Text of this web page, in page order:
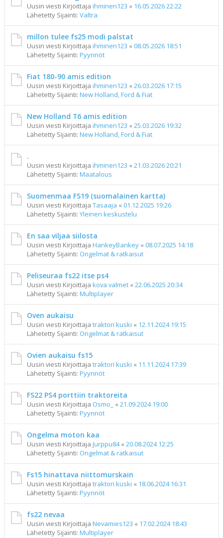
Uusin viesti Kirjoittaja ihminen123 « 16.05.2026 22:22
Lähetetty Sijainti: Valtra
millon tulee fs25 modi palstat
Uusin viesti Kirjoittaja ihminen123 « 08.05.2026 18:51
Lähetetty Sijainti: Pyynnöt
Fiat 180-90 amis edition
Uusin viesti Kirjoittaja ihminen123 « 26.03.2026 17:15
Lähetetty Sijainti: New Holland, Ford & Fiat
New Holland T6 amis edition
Uusin viesti Kirjoittaja ihminen123 « 25.03.2026 19:32
Lähetetty Sijainti: New Holland, Ford & Fiat
.
Uusin viesti Kirjoittaja ihminen123 « 21.03.2026 20:21
Lähetetty Sijainti: Maatalous
Suomenmaa FS19 (suomalainen kartta)
Uusin viesti Kirjoittaja Tasaaja « 01.12.2025 19:26
Lähetetty Sijainti: Yleinen keskustelu
En saa viljaa siilosta
Uusin viesti Kirjoittaja HankeyBankey « 08.07.2025 14:18
Lähetetty Sijainti: Ongelmat & ratkaisut
Peliseuraa fs22 itse ps4
Uusin viesti Kirjoittaja kova valmet « 22.06.2025 20:34
Lähetetty Sijainti: Multiplayer
Oven aukaisu
Uusin viesti Kirjoittaja traktori kuski « 12.11.2024 19:15
Lähetetty Sijainti: Ongelmat & ratkaisut
Ovien aukaisu fs15
Uusin viesti Kirjoittaja traktori kuski « 11.11.2024 17:39
Lähetetty Sijainti: Pyynnöt
FS22 PS4 porttiin traktoreita
Uusin viesti Kirjoittaja Osmo_ « 21.09.2024 19:00
Lähetetty Sijainti: Pyynnöt
Ongelma moton kaa
Uusin viesti Kirjoittaja Jurppu84« 20.08.2024 12:25
Lähetetty Sijainti: Ongelmat & ratkaisut
Fs15 hinattava niittomurskain
Uusin viesti Kirjoittaja traktori kuski « 18.06.2024 16:31
Lähetetty Sijainti: Pyynnöt
fs22 nevaa
Uusin viesti Kirjoittaja Nevamies123 « 17.02.2024 18:43
Lähetetty Sijainti: Multiplayer